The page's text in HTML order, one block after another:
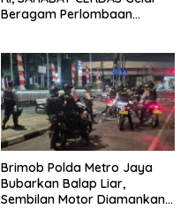
Beragam Perlombaan
Brimob Polda Metro Jaya
Bubarkan Balap Liar,
Sembilan Motor Diamankan